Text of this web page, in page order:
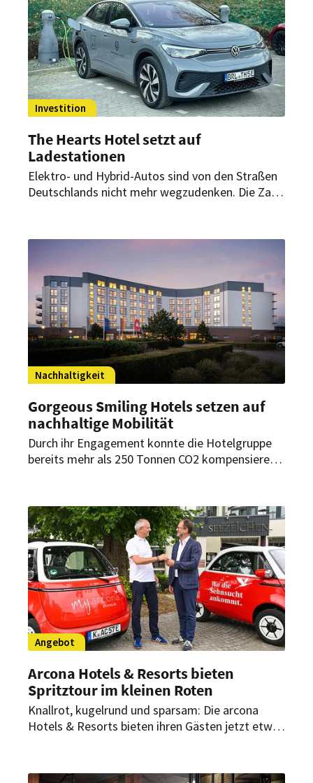
Investition
The Hearts Hotel setzt auf
Ladestationen
Elektro- und Hybrid-Autos sind von den Straßen
Deutschlands nicht mehr wegzudenken. Die Zahl
noch hinterher. Das will das The Hearts Hotel
Nachhaltigkeit
Gorgeous Smiling Hotels setzen auf
nachhaltige Mobilität
Durch ihr Engagement konnte die Hotelgruppe
bereits mehr als 250 Tonnen CO2 kompensieren.
Umstellung des firmeneigenen Fuhrparks auf E-
Mobilität.
Angebot
Arcona Hotels & Resorts bieten
Spritztour im kleinen Roten
Knallrot, kugelrund und sparsam: Die arcona
Hotels & Resorts bieten ihren Gästen jetzt etwas
km/h durchs Land düsen.